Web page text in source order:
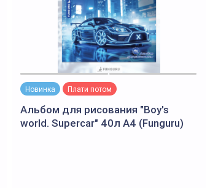
Новинка Плати потом
Альбом для рисования "Boy's
world. Supercar" 40л А4 (Funguru)